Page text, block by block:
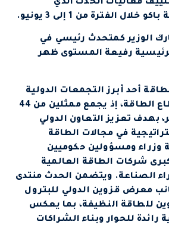
فعاليات الحدث الذي
الفترة من 1 إلى 3 يونيو.
الوزير كمتحدث رئيسي في
رفيعة المستوى ظهر
أحد أبرز التجمعات الدولية
المتخصصة في قطاع الطاقة، إذ يجمع ممثلين من 44
بهدف تعزيز التعاون الدولي
في مجالات الطاقة
وزراء ومسؤولين حكوميين
شركات الطاقة العالمية
الصناعة. ويتضمن الحدث منتدى
معرض قزوين الدولي للبترول
للطاقة النظيفة، بما يعكس
رائدة للحوار وبناء الشراكات